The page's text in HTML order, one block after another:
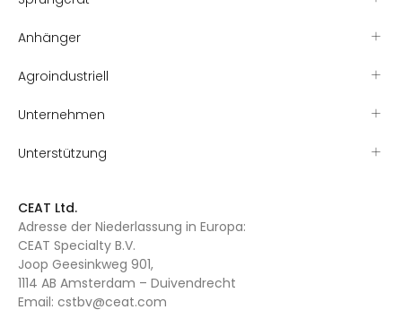
Anhänger
Agroindustriell
Unternehmen
Unterstützung
CEAT Ltd.
Adresse der Niederlassung in Europa:
CEAT Specialty B.V.
Joop Geesinkweg 901,
1114 AB Amsterdam – Duivendrecht
Email: cstbv@ceat.com